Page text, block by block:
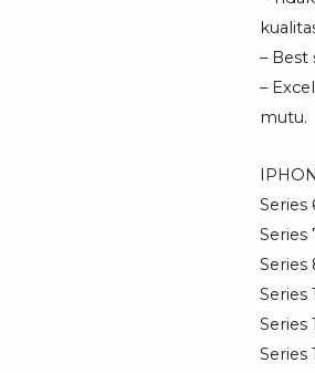
–
–
mutu.
Series
Series
Series
Series
Series
Series